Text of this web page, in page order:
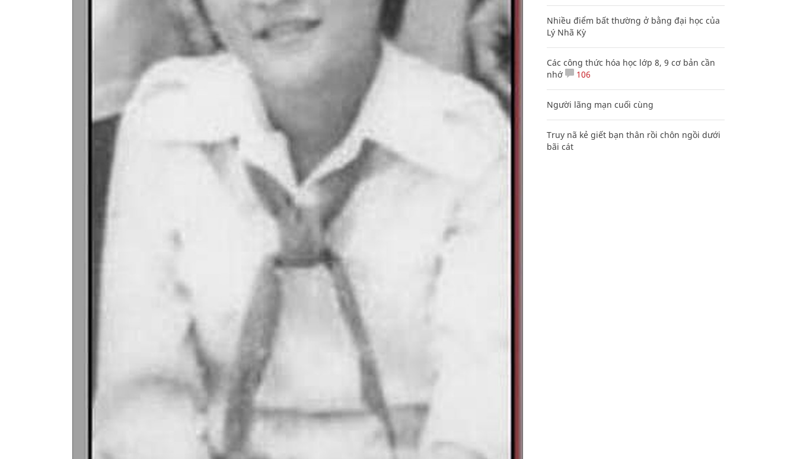
Nhiều điểm bất thường ở bằng đại học của
Lý Nhã Kỳ
Các công thức hóa học lớp 8, 9 cơ bản cần
nhớ
106
Người lãng mạn cuối cùng
Truy nã kẻ giết bạn thân rồi chôn ngồi dưới
bãi cát